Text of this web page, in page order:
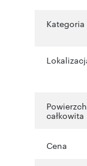
Kategoria
całkowita
Cena